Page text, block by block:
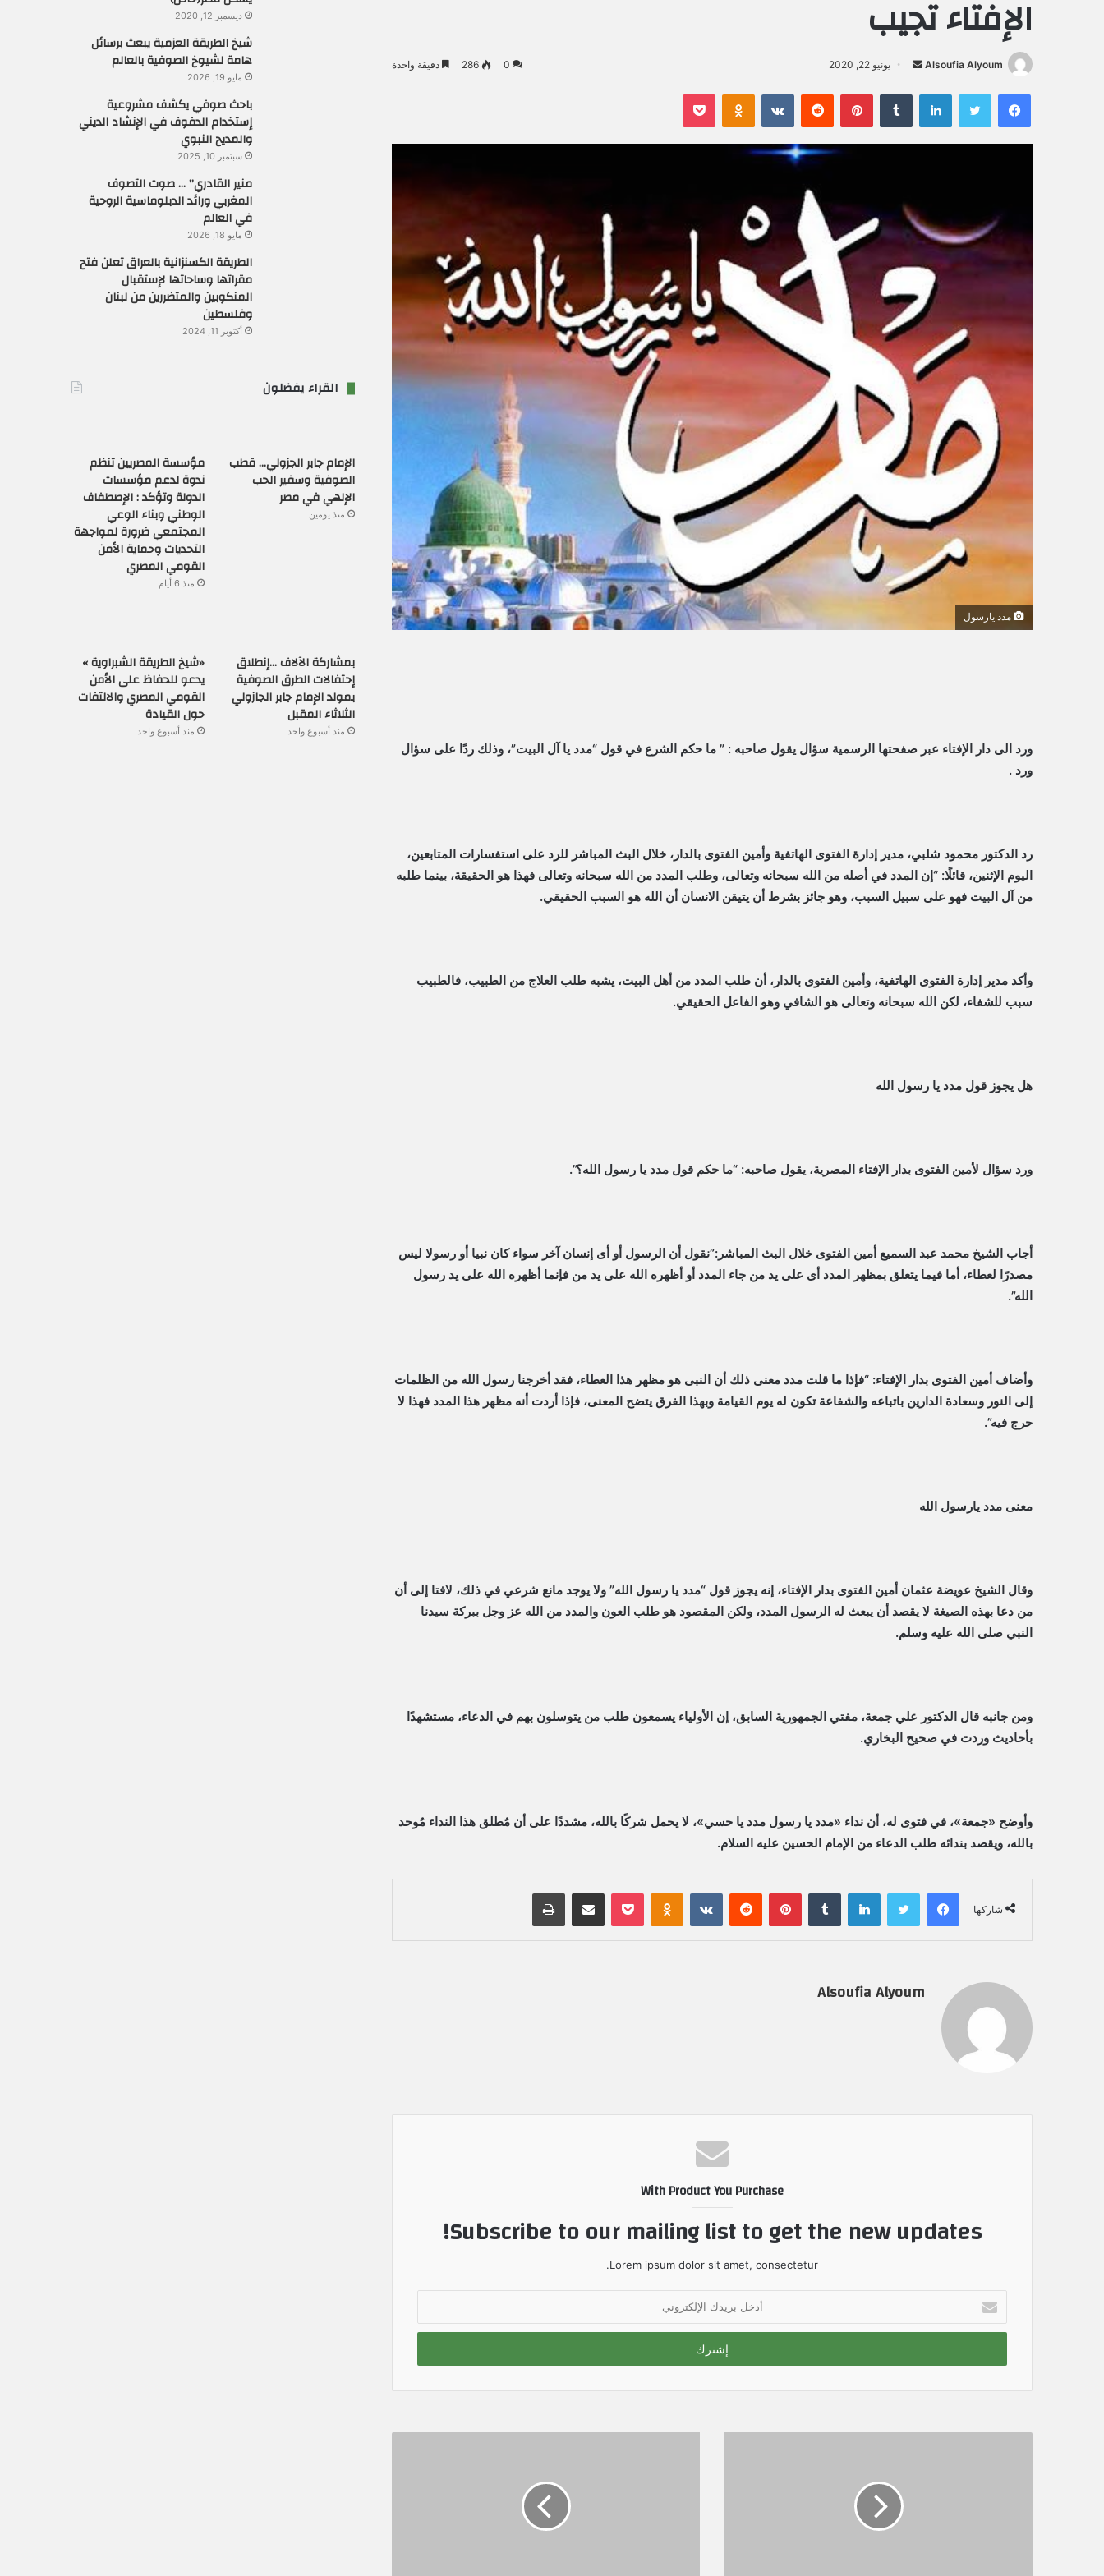
الإفتاء تجيب
Alsoufia Alyoum
ل
ب
د
ا
ت
ر
و
ن
ا
يونيو 22, 2020 0
286 دقيقة واحدة
فيسبوك لينكدإن بينتيريست
مدد يارسول
ورد الى دار الإفتاء عبر صفحتها الرسمية سؤال يقول صاحبه : ” ما حكم الشرع في قول “مدد يا آل البيت”، وذلك ردًا على سؤال
ورد .
رد الدكتور محمود شلبي، مدير إدارة الفتوى الهاتفية وأمين الفتوى بالدار، خلال البث المباشر للرد على استفسارات المتابعين،
اليوم الإثنين، قائلًا: “إن المدد في أصله من الله سبحانه وتعالى، وطلب المدد من الله سبحانه وتعالى فهذا هو الحقيقة، بينما طلبه
من آل البيت فهو على سبيل السبب، وهو جائز بشرط أن يتيقن الانسان أن الله هو السبب الحقيقي.
وأكد مدير إدارة الفتوى الهاتفية، وأمين الفتوى بالدار، أن طلب المدد من أهل البيت، يشبه طلب العلاج من الطبيب، فالطبيب
سبب للشفاء، لكن الله سبحانه وتعالى هو الشافي وهو الفاعل الحقيقي.
هل يجوز قول مدد يا رسول الله
ورد سؤال لأمين الفتوى بدار الإفتاء المصرية، يقول صاحبه: “ما حكم قول مدد يا رسول الله؟”.
أجاب الشيخ محمد عبد السميع أمين الفتوى خلال البث المباشر:”نقول أن الرسول أو أى إنسان آخر سواء كان نبيا أو رسولا ليس
مصدرًا لعطاء، أما فيما يتعلق بمظهر المدد أى على يد من جاء المدد أو أظهره الله على يد من فإنما أظهره الله على يد رسول
الله”.
وأضاف أمين الفتوى بدار الإفتاء: “فإذا ما قلت مدد معنى ذلك أن النبى هو مظهر هذا العطاء، فقد أخرجنا رسول الله من الظلمات
إلى النور وسعادة الدارين باتباعه والشفاعة تكون له يوم القيامة وبهذا الفرق يتضح المعنى، فإذا أردت أنه مظهر هذا المدد فهذا لا
حرج فيه”.
معنى مدد يارسول الله
وقال الشيخ عويضة عثمان أمين الفتوى بدار الإفتاء، إنه يجوز قول “مدد يا رسول الله” ولا يوجد مانع شرعي في ذلك، لافتا إلى أن
من دعا بهذه الصيغة لا يقصد أن يبعث له الرسول المدد، ولكن المقصود هو طلب العون والمدد من الله عز وجل ببركة سيدنا
النبي صلى الله عليه وسلم.
ومن جانبه قال الدكتور علي جمعة، مفتي الجمهورية السابق، إن الأولياء يسمعون طلب من يتوسلون بهم في الدعاء، مستشهدًا
بأحاديث وردت في صحيح البخاري.
وأوضح «جمعة»، في فتوى له، أن نداء «مدد يا رسول مدد يا حسي»، لا يحمل شركًا بالله، مشددًا على أن مُطلق هذا النداء مُوحد
بالله، ويقصد بندائه طلب الدعاء من الإمام الحسين عليه السلام.
شاركها
فيسبوك لينكدإن بينتيريست بوكيت
Alsoufia Alyoum
With Product You Purchase
Subscribe to our mailing list to get the new updates!
Lorem ipsum dolor sit amet, consectetur.
خ
ب
ك
ديسمبر 12, 2020
شيخ الطريقة العزمية يبعث برسائل
هامة لشيوخ الصوفية بالعالم
مايو 19, 2026
باحث صوفي يكشف مشروعية
إستخدام الدفوف في الإنشاد الديني
والمديح النبوي
سبتمبر 10, 2025
منير القادري” … صوت التصوف
المغربي ورائد الدبلوماسية الروحية
في العالم
مايو 18, 2026
الطريقة الكسنزانية بالعراق تعلن فتح
مقراتها وساحاتها لإستقبال
المنكوبين والمتضررين من لبنان
وفلسطين
أكتوبر 11, 2024
القراء يفضلون
الإمام جابر الجزولي… قطب
الصوفية وسفير الحب
الإلهي في مصر
منذ يومين
مؤسسة المصريين تنظم
ندوة لدعم مؤسسات
الدولة وتؤكد : الإصطفاف
الوطني وبناء الوعي
المجتمعي ضرورة لمواجهة
التحديات وحماية الأمن
القومي المصري
منذ 6 أيام
بمشاركة الآلاف …إنطلاق
إحتفالات الطرق الصوفية
بمولد الإمام جابر الجازولي
الثلاثاء المقبل
منذ أسبوع واحد
«شيخ الطريقة الشبراوية »
يدعو للحفاظ على الأمن
القومي المصري والالتفات
حول القيادة
منذ أسبوع واحد